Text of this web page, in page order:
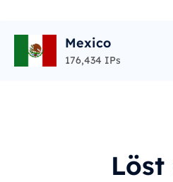
Mexico
176,434 IPs